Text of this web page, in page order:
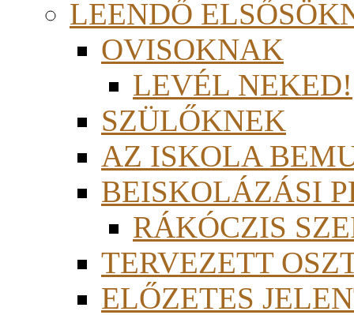
LEENDŐ
OVISOKNAK
LEVÉL NEKED!
SZÜLŐKNEK
AZ ISKOLA
BEISKOLÁZÁSI
RÁKÓCZIS
TERVEZETT
ELŐZETES